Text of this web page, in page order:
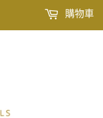
購物車